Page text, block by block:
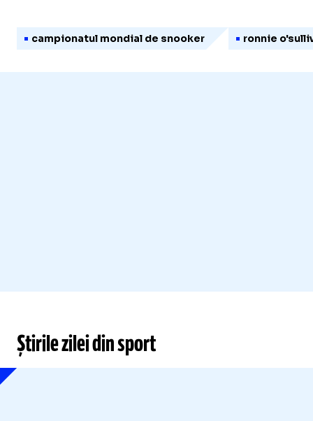
campionatul mondial de snooker ronnie
Știrile zilei din sport